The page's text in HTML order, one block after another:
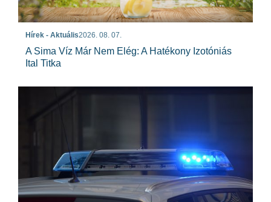
Hírek - Aktuális2026. 08. 07.
A Sima Víz Már Nem Elég: A Hatékony Izotóniás
Ital Titka